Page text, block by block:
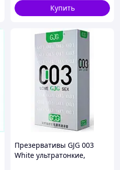
Купить
Презервативы GJG 003
White ультратонкие,